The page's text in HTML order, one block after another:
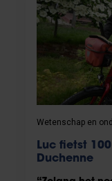
Wetenschap en
Luc fietst
Duchenne